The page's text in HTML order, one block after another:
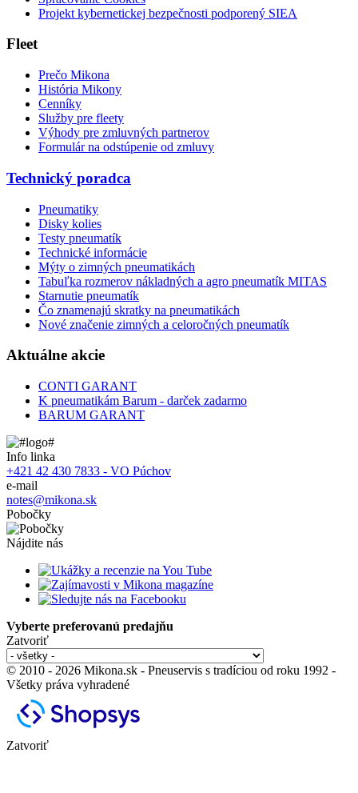
Projekt kybernetickej bezpečnosti podporený SIEA
Fleet
Prečo Mikona
História Mikony
Cenníky
Služby pre fleety
Výhody pre zmluvných partnerov
Formulár na odstúpenie od zmluvy
Technický poradca
Pneumatiky
Disky kolies
Testy pneumatík
Technické informácie
Mýty o zimných pneumatikách
Tabuľka rozmerov nákladných a agro pneumatík MITAS
Starnutie pneumatík
Čo znamenajú skratky na pneumatikách
Nové značenie zimných a celoročných pneumatík
Aktuálne akcie
CONTI GARANT
K pneumatikám Barum - darček zadarmo
BARUM GARANT
Info linka
+421 42 430 7833 - VO Púchov
e-mail
notes@mikona.sk
Pobočky
Nájdite nás
Vyberte preferovanú predajňu
Zatvoriť
© 2010 - 2026 Mikona.sk - Pneuservis s tradíciou od roku 1992 -
Všetky práva vyhradené
Zatvoriť